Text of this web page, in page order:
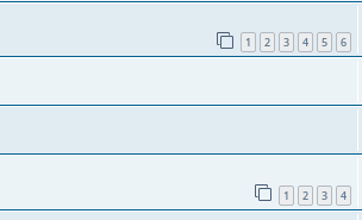
1 2 3 4 5 6
1 2 3 4